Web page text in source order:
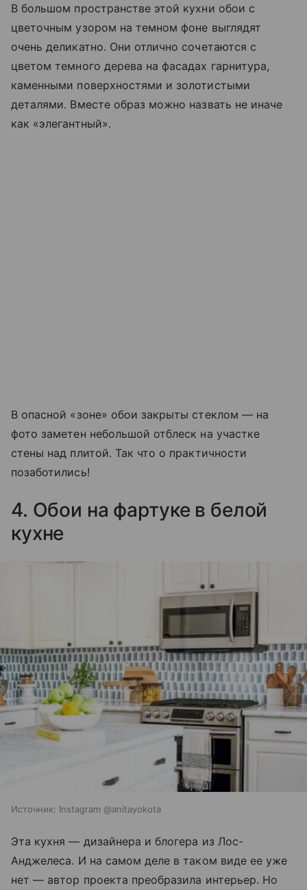
В большом пространстве этой кухни обои с
цветочным узором на темном фоне выглядят
очень деликатно. Они отлично сочетаются с
цветом темного дерева на фасадах гарнитура,
каменными поверхностями и золотистыми
деталями. Вместе образ можно назвать не иначе
как «элегантный».
В опасной «зоне» обои закрыты стеклом — на
фото заметен небольшой отблеск на участке
стены над плитой. Так что о практичности
позаботились!
4. Обои на фартуке в белой
кухне
Источник: Instagram @anitayokota
Эта кухня — дизайнера и блогера из Лос-
Анджелеса. И на самом деле в таком виде ее уже
нет — автор проекта преобразила интерьер. Но